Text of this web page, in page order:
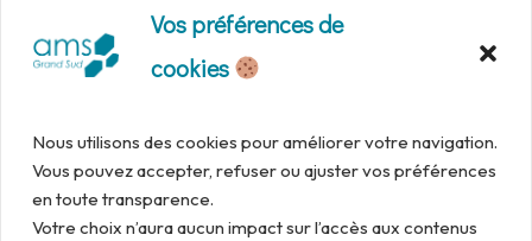
Vos préférences de
cookies
Nous utilisons des cookies pour améliorer votre navigation.
Vous pouvez accepter, refuser ou ajuster vos préférences
en toute transparence.
Votre choix n’aura aucun impact sur l’accès aux contenus